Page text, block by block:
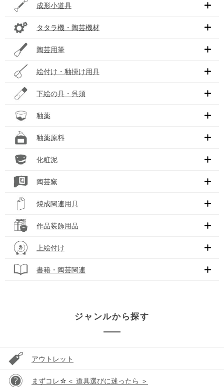
成形小道具
タタラ機・陶芸機材
陶芸用筆
絵付け・釉掛け用具
下絵の具・呉須
釉薬
釉薬原料
化粧泥
陶芸窯
焼成関連用具
作品装飾用品
上絵付け
書籍・陶芸関連
ジャンルから探す
アウトレット
まずコレ☆＜ 道具選びに迷ったら ＞